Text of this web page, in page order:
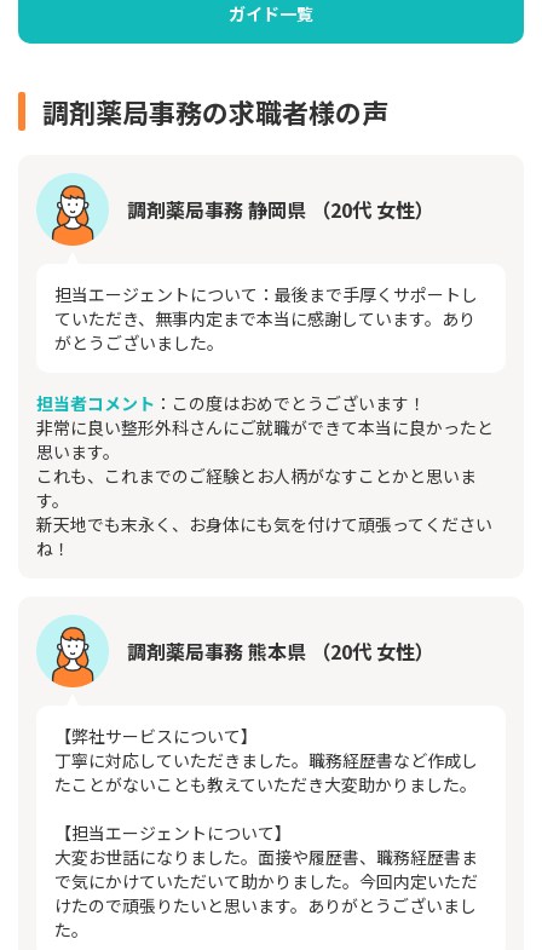
ガイド一覧
調剤薬局事務の求職者様の声
調剤薬局事務 静岡県 （20代 女性）
担当エージェントについて：最後まで手厚くサポートし
ていただき、無事内定まで本当に感謝しています。あり
がとうございました。
担当者コメント ：この度はおめでとうございます！
非常に良い整形外科さんにご就職ができて本当に良かったと
思います。
これも、これまでのご経験とお人柄がなすことかと思いま
す。
新天地でも末永く、お身体にも気を付けて頑張ってください
ね！
調剤薬局事務 熊本県 （20代 女性）
【弊社サービスについて】
丁寧に対応していただきました。職務経歴書など作成し
たことがないことも教えていただき大変助かりました。
【担当エージェントについて】
大変お世話になりました。面接や履歴書、職務経歴書ま
で気にかけていただいて助かりました。今回内定いただ
けたので頑張りたいと思います。ありがとうございまし
た。